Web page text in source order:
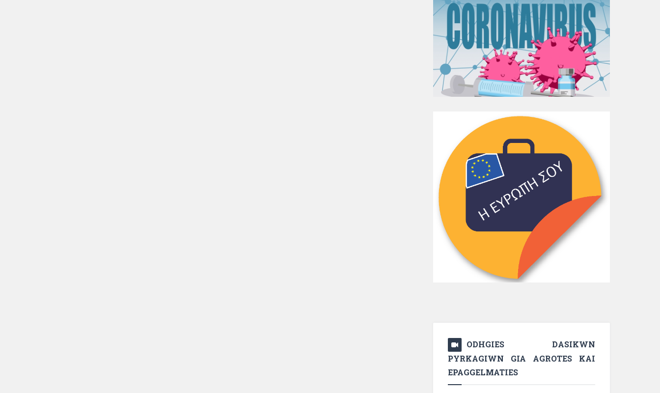
ODHGIES DASIKWN
PYRKAGIWN GIA AGROTES KAI
EPAGGELMATIES